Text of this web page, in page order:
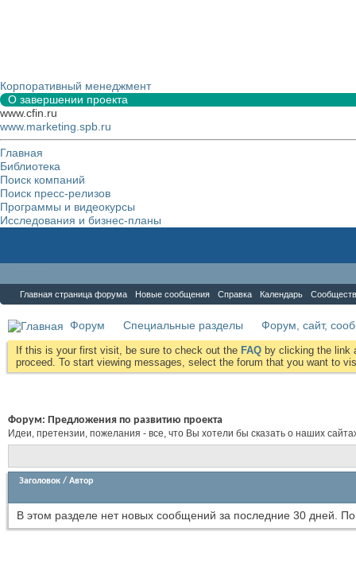
Корпоративный менеджмент
О завершении проекта
www.cfin.ru
www.marketing.spb.ru
Главная
Библиотека
Поиск компаний
Поиск пресс-релизов
Программы и видеокурсы
Исследования и бизнес-планы
Главная страница форума Новые сообщения Справка Календарь
Форум Специальные разделы Форум, сайт,
If this is your first visit, be sure to check out the FAQ by clicking the link
proceed. To start viewing messages, select the forum that you want to
Форум: Предложения по развитию проекта
Идеи, претензии, пожелания - все, что Вы хотели бы сказать о наших
Заголовок / Автор
В этом разделе нет новых сообщений за последние 30 дней.